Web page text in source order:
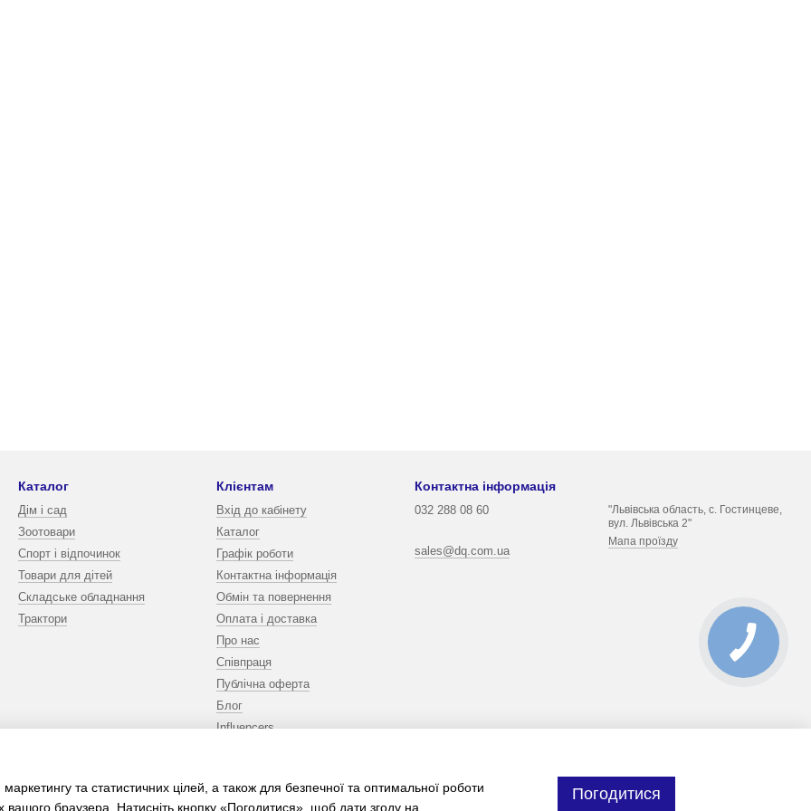
Каталог
Дім і сад
Зоотовари
Спорт і відпочинок
Товари для дітей
Складське обладнання
Трактори
Клієнтам
Вхід до кабінету
Каталог
Графік роботи
Контактна інформація
Обмін та повернення
Оплата і доставка
Про нас
Співпраця
Публічна оферта
Блог
Influencers
Контактна інформація
032 288 08 60
sales@dq.com.ua
"Львівська область, с. Гостинцеве,
вул. Львівська 2"
Мапа проїзду
та статистичних цілей, а також для безпечної та оптимальної роботи
браузера. Натисніть кнопку «Погодитися», щоб дати згоду на
Погодитися